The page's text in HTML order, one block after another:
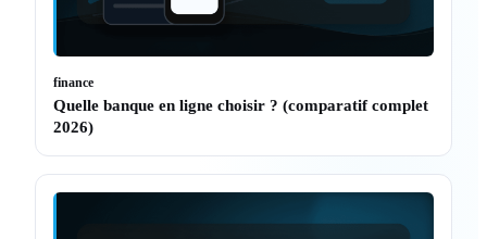
finance
Quelle banque en ligne choisir ? (comparatif complet
2026)